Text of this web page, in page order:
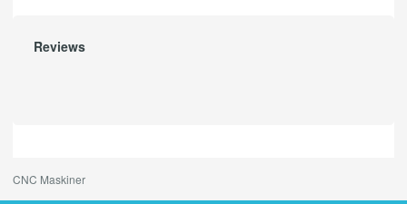
Reviews
CNC Maskiner